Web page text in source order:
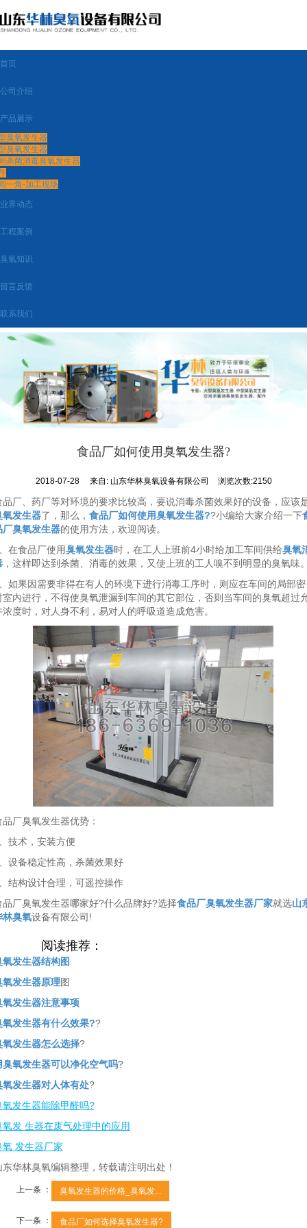
首页
公司介绍
产品展示
臭氧发生器
臭氧发生器
杀菌消毒臭氧发生器
一角-加工现场
业界动态
工程案例
臭氧知识
留言反馈
联系我们
食品厂如何使用臭氧发生器?
2018-07-28 来自: 山东华林臭氧设备有限公司 浏览次数:2150
品厂、药厂等对环境的要求比较高，要说消毒杀菌效果好的设备，应该
氧发生器了，那么， 食品厂如何使用臭氧发生器??小编给大家介绍一下
厂臭氧发生器的使用方法，欢迎阅读。
在食品厂使用臭氧发生器时，在工人上班前4小时给加工车间供给臭氧
，这样即达到杀菌、消毒的效果，又使上班的工人嗅不到明显的臭氧味
如果因需要非得在有人的环境下进行消毒工序时，则应在车间的局部密
室内进行，不得使臭氧泄漏到车间的其它部位，否则当车间的臭氧超过
浓度时，对人身不利，易对人的呼吸道造成危害。
品厂臭氧发生器优势：
技术，安装方便
设备稳定性高，杀菌效果好
结构设计合理，可遥控操作
品厂臭氧发生器哪家好?什么品牌好?选择食品厂臭氧发生器厂家就选山
林臭氧设备有限公司!
阅读推荐：
氧发生器结构图
氧发生器原理图
氧发生器注意事项
氧发生器有什么效果??
氧发生器怎么选择?
臭氧发生器可以净化空气吗?
氧发生器对人体有处?
氧发生器能除甲醛吗?
氧发 生器在废气处理中的应用
氧 发生器厂家
东华林臭氧编辑整理，转载请注明出处！
上一条 ： 臭氧发生器的价格_臭氧发...
下一条 ： 食品厂如何选择臭氧发生器?